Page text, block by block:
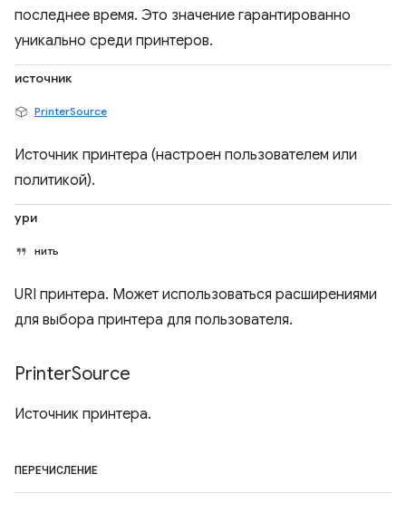
последнее время. Это значение гарантированно
уникально среди принтеров.
источник
PrinterSource
Источник принтера (настроен пользователем или
политикой).
ури
нить
URI принтера. Может использоваться расширениями
для выбора принтера для пользователя.
PrinterSource
Источник принтера.
ПЕРЕЧИСЛЕНИЕ